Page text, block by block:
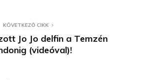
KÖVETKEZŐ CIKK
Jo Jo delfin a Temzén
(videóval)!